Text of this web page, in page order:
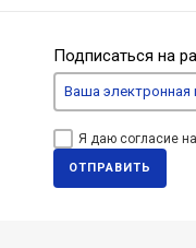
Подписаться на
Я даю согласие
ОТПРАВИТЬ